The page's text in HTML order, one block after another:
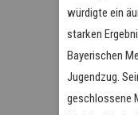
würdigte ein
starken
Bayerischen
Jugendzug.
geschlossene